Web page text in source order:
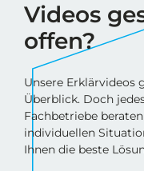
Videos
offen?
Unsere Erklärvideos
Überblick. Doch
Fachbetriebe
individuellen
Ihnen die beste